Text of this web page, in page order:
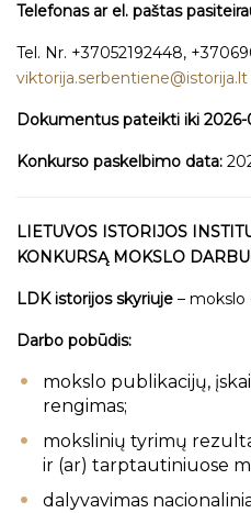
Telefonas ar el. paštas
Tel. Nr. +37052192448,
viktorija.serbentiene@istorija.lt
Dokumentus pateikti iki 2026-
Konkurso paskelbimo data:
LIETUVOS ISTORIJOS
KONKURSĄ MOKSLO
LDK istorijos skyriuje – mokslo
Darbo pobūdis:
mokslo publikacijų,
rengimas;
mokslinių tyrimų
ir (ar) tarptautiniuose
dalyvavimas